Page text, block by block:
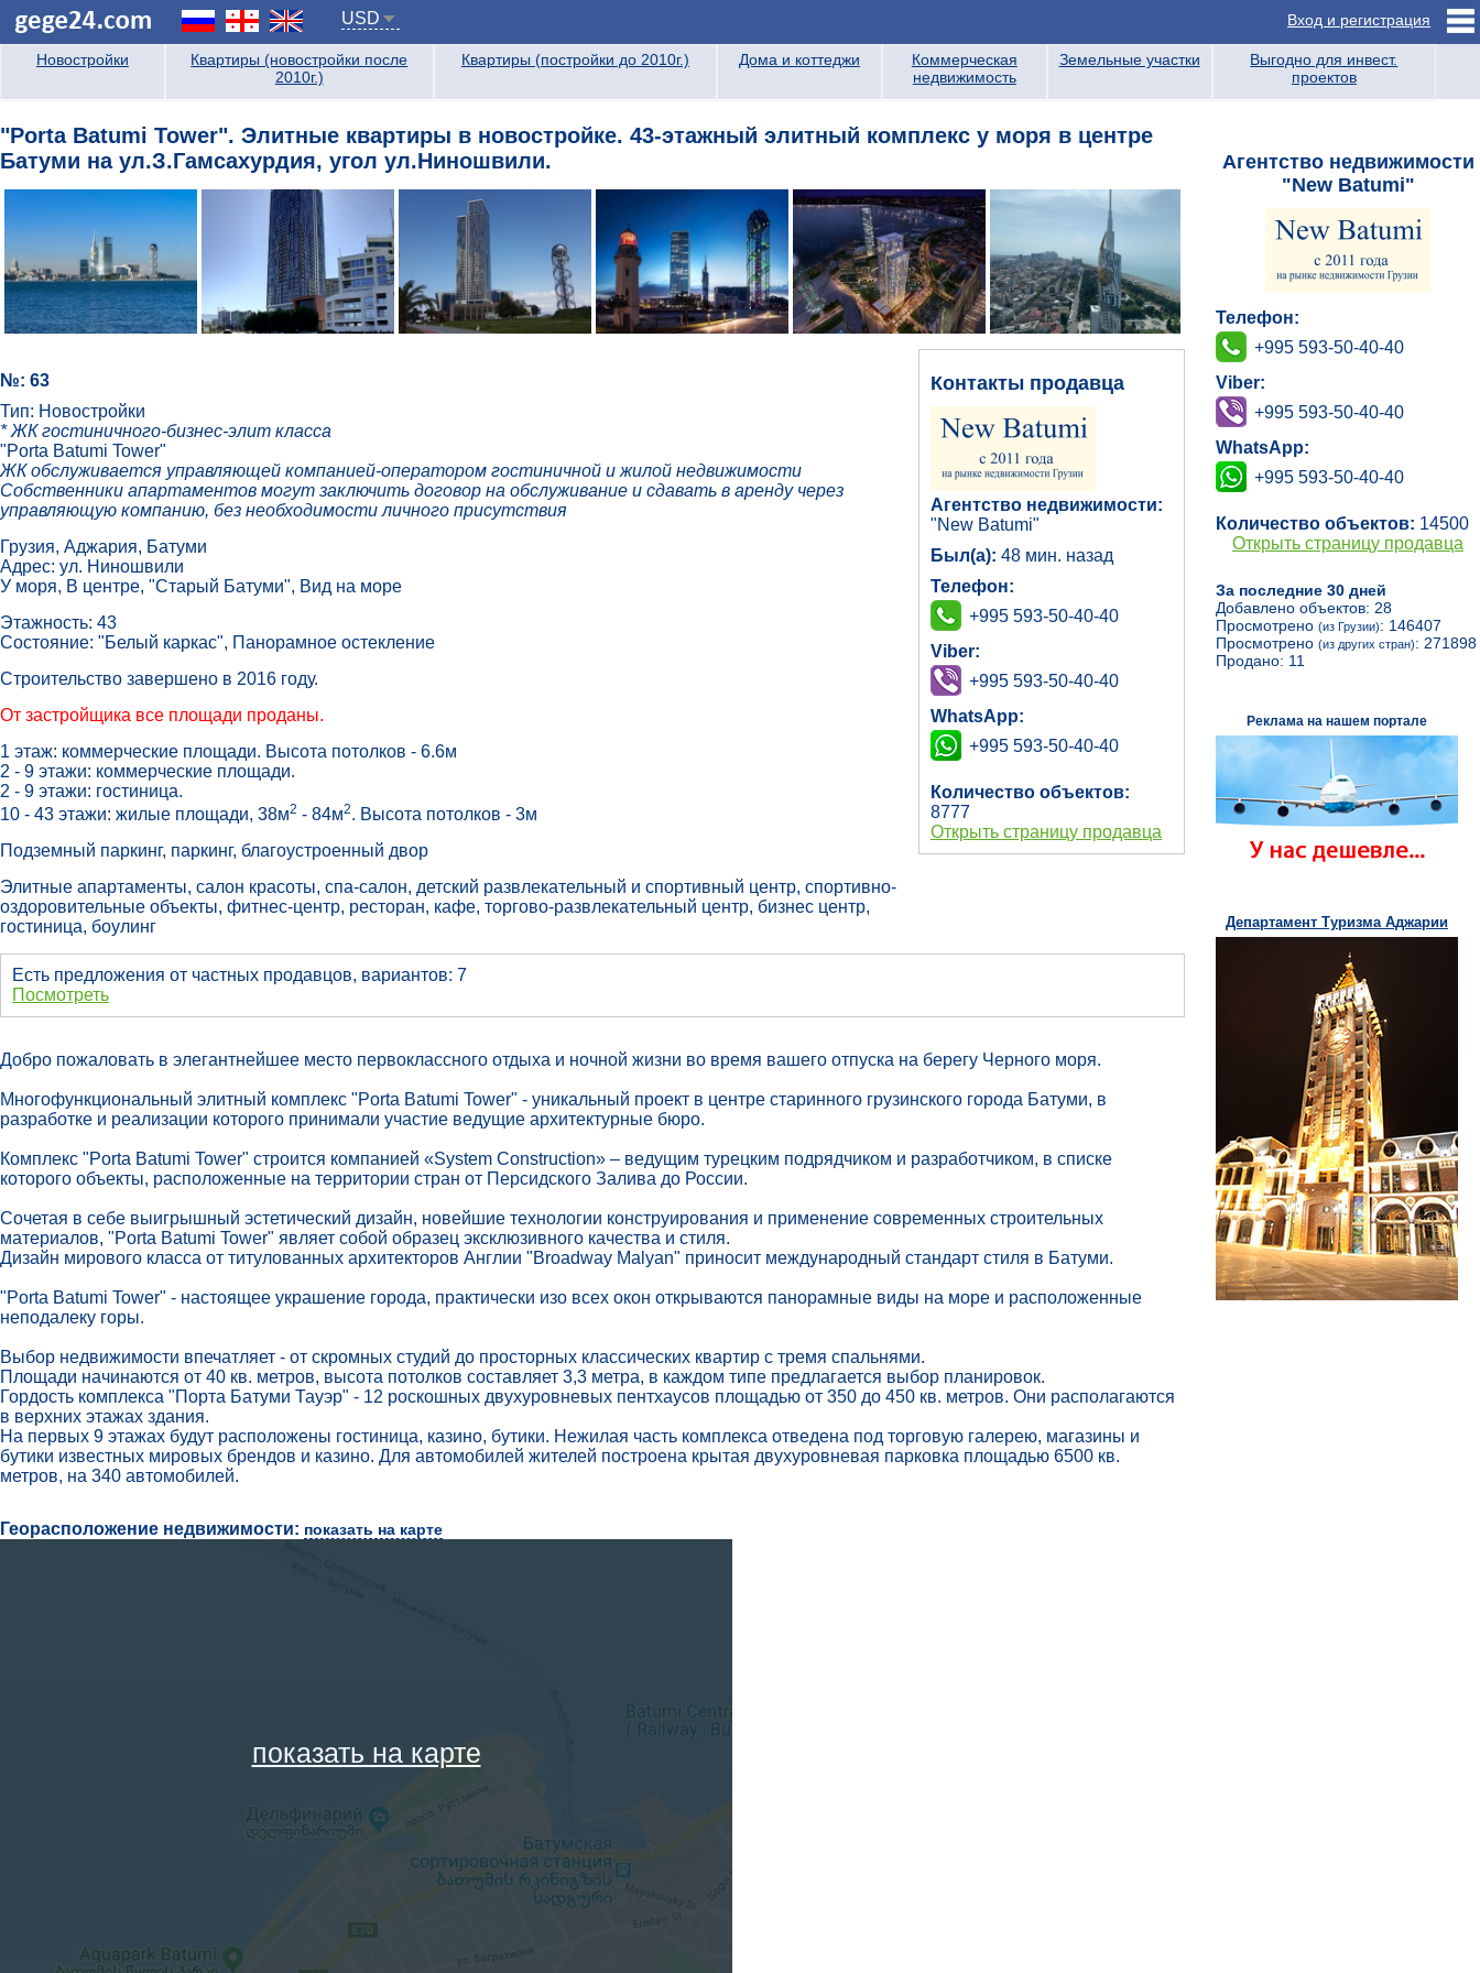
USD Вход и регистрация
Новостройки
Квартиры (новостройки после
2010г.)
Квартиры (постройки до 2010г.) Дома и коттеджи
Коммерческая
недвижимость
Земельные участки
Выгодно для инвест.
проектов
"Porta Batumi Tower". Элитные квартиры в новостройке. 43-этажный элитный комплекс у моря в центре
Батуми на ул.З.Гамсахурдия, угол ул.Ниношвили.
№: 63
Тип: Новостройки
* ЖК гостиничного-бизнес-элит класса
"Porta Batumi Tower"
ЖК обслуживается управляющей компанией-оператором гостиничной и жилой недвижимости
Собственники апартаментов могут заключить договор на обслуживание и сдавать в аренду через
управляющую компанию, без необходимости личного присутствия
Грузия, Аджария, Батуми
Адрес: ул. Ниношвили
У моря, В центре, "Старый Батуми", Вид на море
Этажность: 43
Состояние: "Белый каркас", Панорамное остекление
Строительство завершено в 2016 году.
От застройщика все площади проданы.
1 этаж: коммерческие площади. Высота потолков - 6.6м
2 - 9 этажи: коммерческие площади.
2 - 9 этажи: гостиница.
10 - 43 этажи: жилые площади, 38м2 - 84м2. Высота потолков - 3м
Подземный паркинг, паркинг, благоустроенный двор
Элитные апартаменты, салон красоты, спа-салон, детский развлекательный и спортивный центр, спортивно-
оздоровительные объекты, фитнес-центр, ресторан, кафе, торгово-развлекательный центр, бизнес центр,
гостиница, боулинг
Контакты продавца
Агентство недвижимости:
"New Batumi"
Был(а): 48 мин. назад
Телефон:
+995 593-50-40-40
Viber:
+995 593-50-40-40
WhatsApp:
+995 593-50-40-40
Количество объектов:
8777
Открыть страницу продавца
Есть предложения от частных продавцов, вариантов: 7
Посмотреть
Добро пожаловать в элегантнейшее место первоклассного отдыха и ночной жизни во время вашего отпуска на берегу Черного моря.
Многофункциональный элитный комплекс "Porta Batumi Tower" - уникальный проект в центре старинного грузинского города Батуми, в
разработке и реализации которого принимали участие ведущие архитектурные бюро.
Комплекс "Porta Batumi Tower" строится компанией «System Construction» – ведущим турецким подрядчиком и разработчиком, в списке
которого объекты, расположенные на территории стран от Персидского Залива до России.
Сочетая в себе выигрышный эстетический дизайн, новейшие технологии конструирования и применение современных строительных
материалов, "Porta Batumi Tower" являет собой образец эксклюзивного качества и стиля.
Дизайн мирового класса от титулованных архитекторов Англии "Broadway Malyan" приносит международный стандарт стиля в Батуми.
"Porta Batumi Tower" - настоящее украшение города, практически изо всех окон открываются панорамные виды на море и расположенные
неподалеку горы.
Выбор недвижимости впечатляет - от скромных студий до просторных классических квартир с тремя спальнями.
Площади начинаются от 40 кв. метров, высота потолков составляет 3,3 метра, в каждом типе предлагается выбор планировок.
Гордость комплекса "Порта Батуми Тауэр" - 12 роскошных двухуровневых пентхаусов площадью от 350 до 450 кв. метров. Они располагаются
в верхних этажах здания.
На первых 9 этажах будут расположены гостиница, казино, бутики. Нежилая часть комплекса отведена под торговую галерею, магазины и
бутики известных мировых брендов и казино. Для автомобилей жителей построена крытая двухуровневая парковка площадью 6500 кв.
метров, на 340 автомобилей.
Георасположение недвижимости: показать на карте
показать на карте
Агентство недвижимости
"New Batumi"
Телефон:
+995 593-50-40-40
Viber:
+995 593-50-40-40
WhatsApp:
+995 593-50-40-40
Количество объектов: 14500
Открыть страницу продавца
За последние 30 дней
Добавлено объектов: 28
Просмотрено (из Грузии): 146407
Просмотрено (из других стран): 271898
Продано: 11
Реклама на нашем портале
Департамент Туризма Аджарии